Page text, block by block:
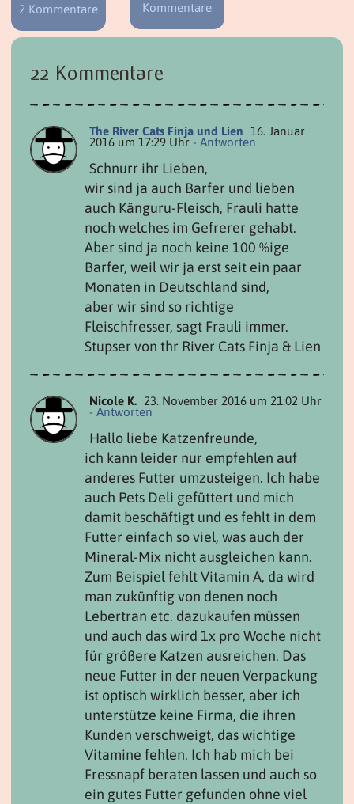
2 Kommentare
Kommentare
22 Kommentare
The River Cats Finja und Lien 16. Januar
2016 um 17:29 Uhr - Antworten
Schnurr ihr Lieben,
wir sind ja auch Barfer und lieben
auch Känguru-Fleisch, Frauli hatte
noch welches im Gefrerer gehabt.
Aber sind ja noch keine 100 %ige
Barfer, weil wir ja erst seit ein paar
Monaten in Deutschland sind,
aber wir sind so richtige
Fleischfresser, sagt Frauli immer.
Stupser von thr River Cats Finja & Lien
Nicole K. 23. November 2016 um 21:02 Uhr
- Antworten
Hallo liebe Katzenfreunde,
ich kann leider nur empfehlen auf
anderes Futter umzusteigen. Ich habe
auch Pets Deli gefüttert und mich
damit beschäftigt und es fehlt in dem
Futter einfach so viel, was auch der
Mineral-Mix nicht ausgleichen kann.
Zum Beispiel fehlt Vitamin A, da wird
man zukünftig von denen noch
Lebertran etc. dazukaufen müssen
und auch das wird 1x pro Woche nicht
für größere Katzen ausreichen. Das
neue Futter in der neuen Verpackung
ist optisch wirklich besser, aber ich
unterstütze keine Firma, die ihren
Kunden verschweigt, das wichtige
Vitamine fehlen. Ich hab mich bei
Fressnapf beraten lassen und auch so
ein gutes Futter gefunden ohne viel